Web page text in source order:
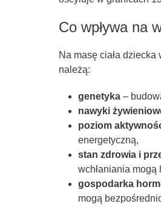
Co wpływa na
Na masę ciała
należą:
genetyka –
nawyki
poziom
energetyczną,
stan zdrowia i
wchłaniania mogą
gospodarka
mogą